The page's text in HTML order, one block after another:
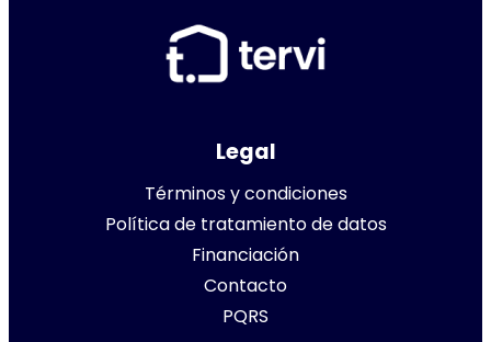
Legal
Términos y condiciones
Política de tratamiento de datos
Financiación
Contacto
PQRS